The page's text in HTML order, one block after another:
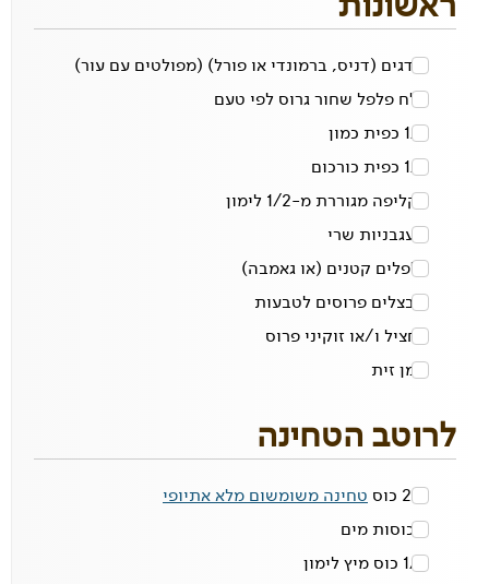
4דגים (דניס, ברמונדי או פורל) (מפולטים עם עור)
מלח פלפל שחור גרוס לפי טעם
1/2 כפית
כמון
1/2 כפית
כורכום
1קליפה מגוררת מ-1/2 לימון
2עגבניות שרי
פלפלים קטנים (או גאמבה)
2בצלים פרוסים לטבעות
1חציל ו/או זוקיני פרוס
שמן זית
לרוטב הטחינה
2/3 כוס
טחינה משומשום מלא אתיופי
2 כוסות
מים
1/4 כוס
מיץ לימון